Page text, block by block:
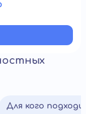
Для кого